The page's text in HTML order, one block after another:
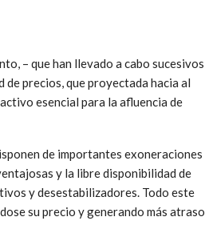
– que han llevado a cabo sucesivos
precios, que proyectada hacia al
esencial para la afluencia de
de importantes exoneraciones
y la libre disponibilidad de
y desestabilizadores. Todo este
su precio y generando más atraso